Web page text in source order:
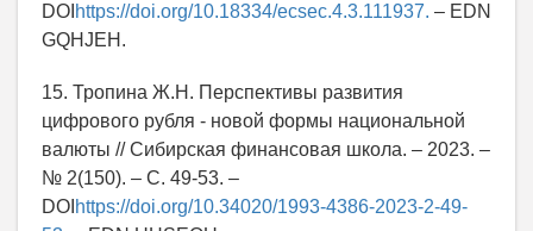
DOI https://doi.org/10.18334/ecsec.4.3.111937. – EDN
GQHJEH.
15. Тропина Ж.Н. Перспективы развития
цифрового рубля - новой формы национальной
валюты // Сибирская финансовая школа. – 2023. –
№ 2(150). – С. 49-53. –
DOI https://doi.org/10.34020/1993-4386-2023-2-49-